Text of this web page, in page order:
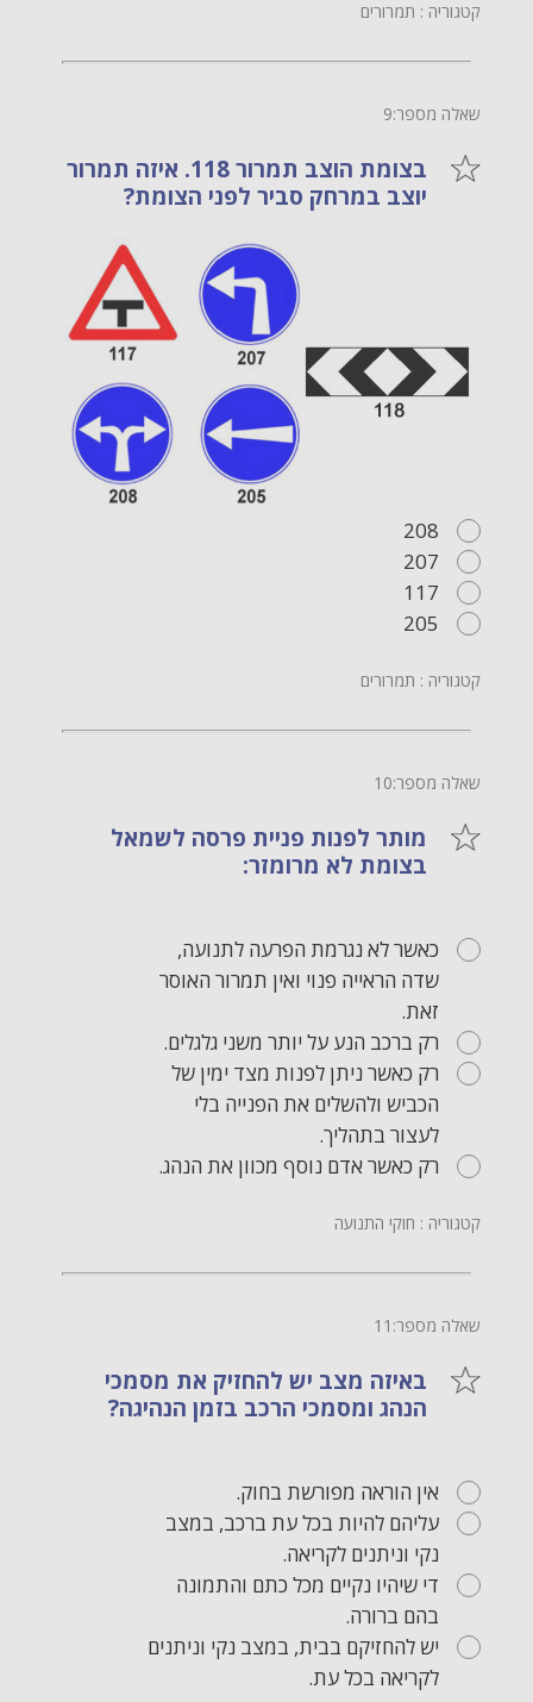
קטגוריה : תמרורים
שאלה מספר:9
בצומת הוצב תמרור 118. איזה תמרור
יוצב במרחק סביר לפני הצומת?
208
207
117
205
קטגוריה : תמרורים
שאלה מספר:10
מותר לפנות פניית פרסה לשמאל
בצומת לא מרומזר:
כאשר לא נגרמת הפרעה לתנועה,
שדה הראייה פנוי ואין תמרור האוסר
זאת.
רק ברכב הנע על יותר משני גלגלים.
רק כאשר ניתן לפנות מצד ימין של
הכביש ולהשלים את הפנייה בלי
לעצור בתהליך.
רק כאשר אדם נוסף מכוון את הנהג.
קטגוריה : חוקי התנועה
שאלה מספר:11
באיזה מצב יש להחזיק את מסמכי
הנהג ומסמכי הרכב בזמן הנהיגה?
אין הוראה מפורשת בחוק.
עליהם להיות בכל עת ברכב, במצב
נקי וניתנים לקריאה.
די שיהיו נקיים מכל כתם והתמונה
בהם ברורה.
יש להחזיקם בבית, במצב נקי וניתנים
לקריאה בכל עת.